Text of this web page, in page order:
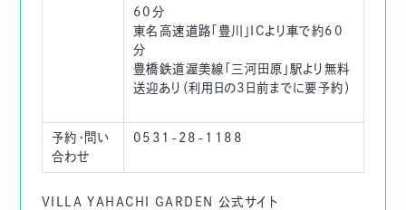
60分
東名高速道路「豊川」ICより車で約60
分
豊橋鉄道渥美線「三河田原」駅より無料
送迎あり（利用日の3日前までに要予約）
予約・問い
合わせ
0531-28-1188
VILLA YAHACHI GARDEN 公式サイト